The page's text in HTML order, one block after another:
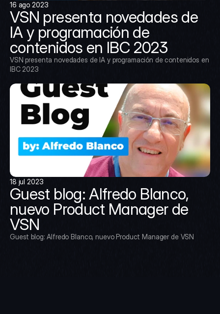
16 ago 2023
VSN presenta novedades de
IA y programación de
contenidos en IBC 2023
VSN presenta novedades de IA y programación de contenidos en
IBC 2023
18 jul 2023
Guest blog: Alfredo Blanco,
nuevo Product Manager de
VSN
Guest blog: Alfredo Blanco, nuevo Product Manager de VSN